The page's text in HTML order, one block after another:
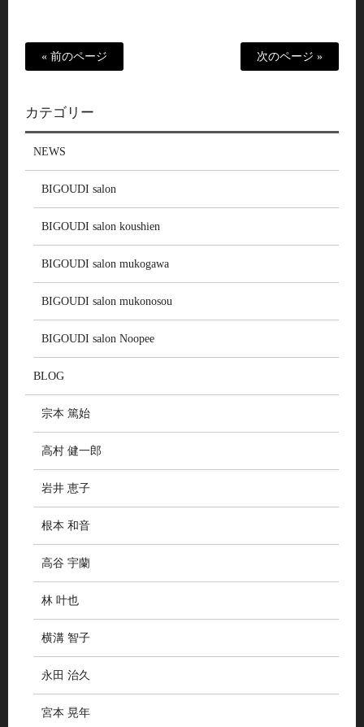
« 前のページ 次のページ »
カテゴリー
NEWS
BIGOUDI salon
BIGOUDI salon koushien
BIGOUDI salon mukogawa
BIGOUDI salon mukonosou
BIGOUDI salon Noopee
BLOG
宗本 篤始
高村 健一郎
岩井 恵子
根本 和音
高谷 宇蘭
林 叶也
横溝 智子
永田 治久
宮本 晃年